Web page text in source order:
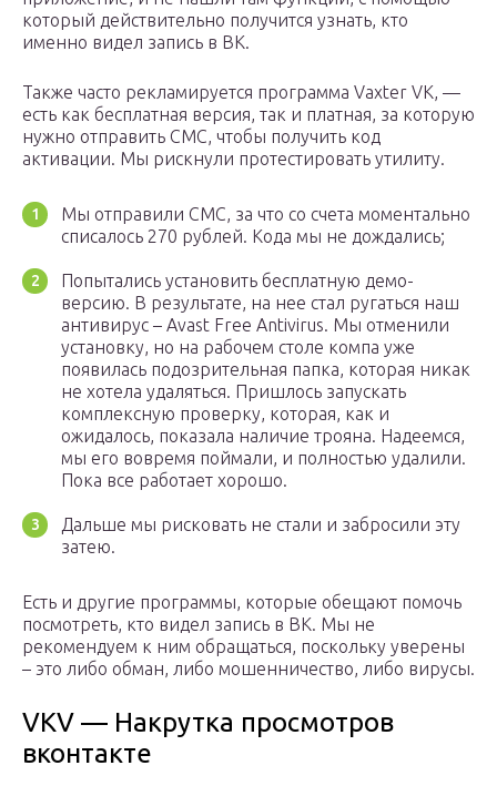
который действительно получится узнать, кто
именно видел запись в ВК.
Также часто рекламируется программа Vaxter VK, —
есть как бесплатная версия, так и платная, за которую
нужно отправить СМС, чтобы получить код
активации. Мы рискнули протестировать утилиту.
Мы отправили СМС, за что со счета моментально
списалось 270 рублей. Кода мы не дождались;
Попытались установить бесплатную демо-
версию. В результате, на нее стал ругаться наш
антивирус – Avast Free Antivirus. Мы отменили
установку, но на рабочем столе компа уже
появилась подозрительная папка, которая никак
не хотела удаляться. Пришлось запускать
комплексную проверку, которая, как и
ожидалось, показала наличие трояна. Надеемся,
мы его вовремя поймали, и полностью удалили.
Пока все работает хорошо.
Дальше мы рисковать не стали и забросили эту
затею.
Есть и другие программы, которые обещают помочь
посмотреть, кто видел запись в ВК. Мы не
рекомендуем к ним обращаться, поскольку уверены
– это либо обман, либо мошенничество, либо вирусы.
VKV — Накрутка просмотров
вконтакте